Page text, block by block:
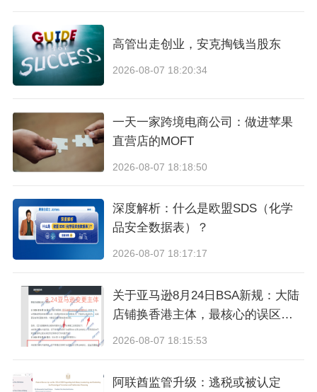
高管出走创业，安克掏钱当股东
2026-08-07 18:20:34
一天一家跨境电商公司：做进苹果
直营店的MOFT
2026-08-07 18:18:50
深度解析：什么是欧盟SDS（化学
品安全数据表）？
2026-08-07 18:17:17
关于亚马逊8月24日BSA新规：大陆
店铺换香港主体，最核心的误区与
真相
2026-08-07 18:15:53
阿联酋监管升级：逃税或被认定